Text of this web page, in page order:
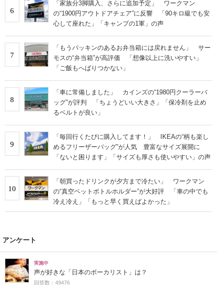
6
「家族分3脚購入、さらに追加予定」 ワークマン
の“1900円アウトドアチェア”に反響 「90キロ級でも安
心して座れた」「キャンプの1軍」の声
7
「もうパッキンのあるお弁当箱には戻れません」 サー
モスの“弁当箱”が高評価 「想像以上に洗いやすい」
「ご飯もへばりつかない」
8
「車に常備しました」 カインズの“1980円クーラーバ
ッグ”が評判 「ちょうどいい大きさ」「保冷剤を止め
るベルトが良い」
9
「毎回行くたびに購入してます！」 IKEAの“柄も楽し
めるフリーザーバッグ”が人気 豊富なサイズ展開に
「ないと困ります」「サイズも厚さも使いやすい」の声
10
「朝買ったドリンクが夕方まで冷たい」 ワークマン
の“真空ペットボトルホルダー”が大好評 「車の中でも
冷え冷え」「もっと早く買えばよかった」
アンケート
実施中
声が好きな「日本のボーカリスト」は？
回答数：49476